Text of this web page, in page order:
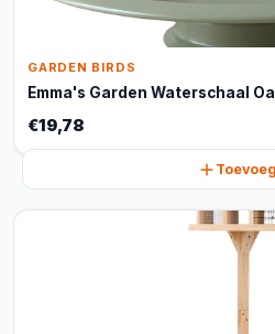
GARDEN BIRDS
Emma's Garden Waterschaal
€19,78